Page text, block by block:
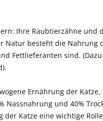
Ihre Raubtierzähne
Natur besteht die Nahrung
Fettlieferanten sind.
Ernährung der Katze,
Nassnahrung und 40%
Katze eine wichtige